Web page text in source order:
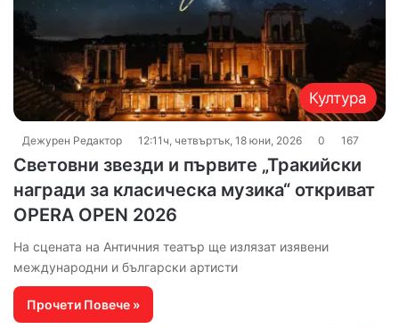
Култура
Дежурен Редактор 12:11ч, четвъртък, 18 юни, 2026 0 167
Световни звезди и първите „Тракийски
награди за класическа музика“ откриват
OPERA OPEN 2026
На сцената на Античния театър ще излязат изявени
международни и български артисти
Прочети Повече »